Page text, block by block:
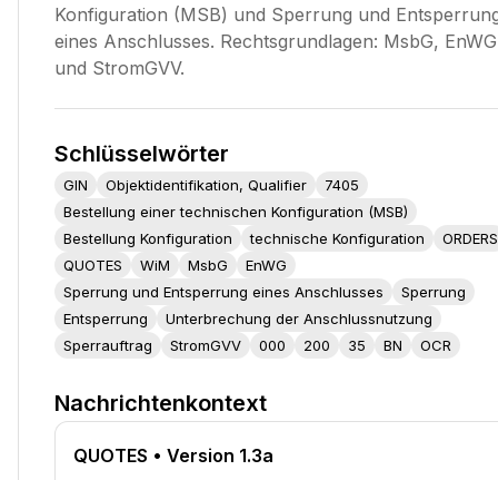
Konfiguration (MSB) und Sperrung und
eines Anschlusses. Rechtsgrundlagen: MsbG, EnWG
und StromGVV.
Schlüsselwörter
GIN Objektidentifikation, Qualifier
7405
Bestellung einer technischen Konfiguration (MSB)
Bestellung Konfiguration
technische Konfiguration
ORDERS
QUOTES
WiM MsbG
EnWG
Sperrung und Entsperrung eines Anschlusses
Sperrung
Entsperrung
Unterbrechung der Anschlussnutzung
Sperrauftrag
StromGVV 000 200 35 BN OCR
Nachrichtenkontext
QUOTES • Version 1.3a